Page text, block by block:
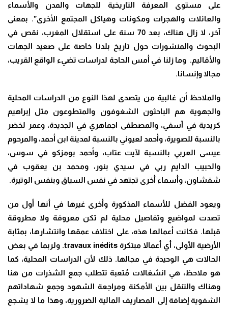
على مستوى المعرفة التاريخية للجهات والمدن والأسماء
والعائلات والهجرات ومكونات وهياكل المجتمع الأخرى”. بمعنى
آخر، لا زال هناك، بعد 70 سنة على استقلال المغرب، نقص في
البحوث والمنشورات حول تاريخ بلدنا خاصة على صعيد الجهات
والأقاليم. وما زلنا في أمس الحاجة لدراسات تضيء الواقع القريب،
مجالا وإنسانا.
والملاحظ أن غالبية من يتصدى لهذا النوع من الدراسات المحلية
والجهوية هم الباحثون الشغوفون والمتطوعون مثل إبراهيم
كريدية في آسفي، والمصطفى اجماهري في الجديدة، وعمر لخضر
بالنسبة للصويرة، وأحمد لعيوني بالنسبة لمدينة ابن أحمد، والمرحوم
عيسى العربي بالنسبة لآيت عتاب، وأحمد بومزكو في سوس،
والحبيب الدايم ربي في سيدي بنور، ومحمد بن يعقوب في
شفشاون، وأسماء أخرى تجتهد في نفس السياق وبنفس الوتيرة.
ويعود الفضل للأسماء المذكورة وأخرى غيرها في أنها أول من
تصدت لمواضيع وتفاصيل محلية لم تكن معروفة ولا مطروقة
قبلها. فكانت أعمالها هذه، على اختلاف عمقها وانتشارها، بمثابة
الأرضية الأولى، أي أعمالا مبتكرة travaux inédits. ولربما في بعض
الحالات هي الوحيدة في مجالها. ذلك لأن الدراسات المحلية، كما
هو ملاحظ، هي انشغالات مُتعبة تتطلب جمع الشذرات من هنا
وهناك والتنقل بين الأمكنة ومراجعة الشهود وجمع شهاداتهم
الشفوية إضافة إلى المصاريف المالية الضرورية، وهذا ما لا يشجع